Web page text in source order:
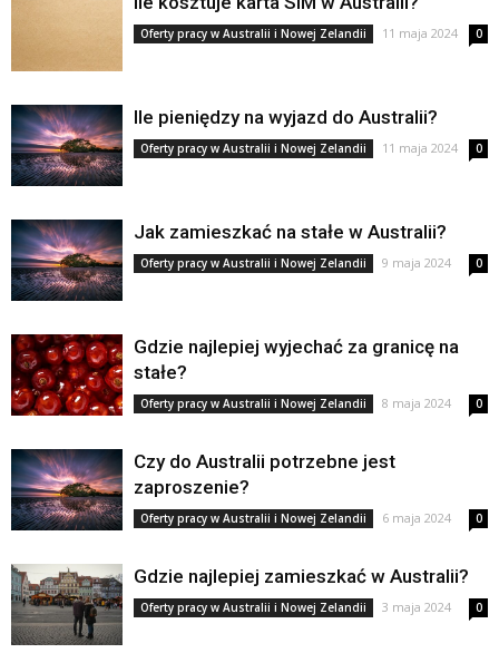
Oferty pracy w Australii i Nowej Zelandii 11 maja 2024 0
Ile pieniędzy na wyjazd do Australii?
Oferty pracy w Australii i Nowej Zelandii 11 maja 2024 0
Jak zamieszkać na stałe w Australii?
Oferty pracy w Australii i Nowej Zelandii 9 maja 2024 0
Gdzie najlepiej wyjechać za granicę na
stałe?
Oferty pracy w Australii i Nowej Zelandii 8 maja 2024 0
Czy do Australii potrzebne jest
zaproszenie?
Oferty pracy w Australii i Nowej Zelandii 6 maja 2024 0
Gdzie najlepiej zamieszkać w Australii?
Oferty pracy w Australii i Nowej Zelandii 3 maja 2024 0